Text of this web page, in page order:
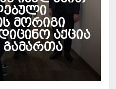
მორიგი
აქცია